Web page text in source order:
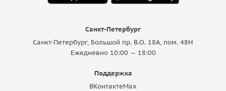
Санкт-Петербург
Санкт-Петербург, Большой пр. В.О. 18A, пом. 48Н
Ежедневно 10:00 — 18:00
Поддержка
ВКонтактеMax